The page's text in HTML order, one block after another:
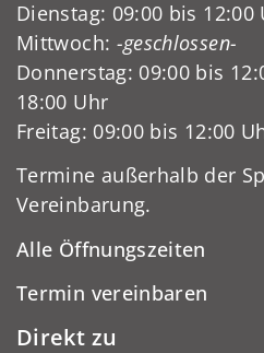
Dienstag: 09:00 bis 12:00
Mittwoch: -geschlossen-
Donnerstag: 09:00 bis
18:00 Uhr
Freitag: 09:00 bis 12:00
Termine außerhalb der
Vereinbarung.
Alle Öffnungszeiten
Termin vereinbaren
Direkt zu